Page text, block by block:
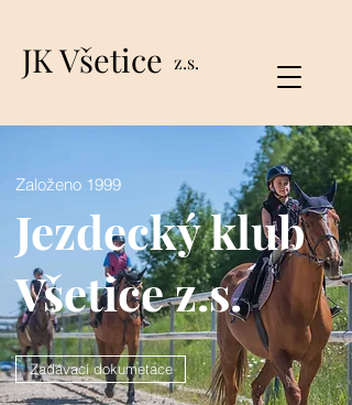
JK Všetice z.s.
Založeno 1999
Jezdecký klub
Všetice z.s.
Zadávací dokumetace